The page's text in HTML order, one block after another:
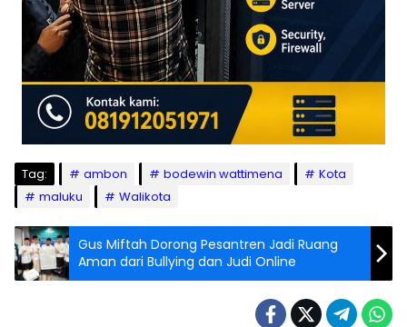
Tag: ambon bodewin wattimena
Kota
maluku
Walikota
Gus Miftah Dorong Pesantren Jadi Ruang
Aman dari Bullying dan Judi Online